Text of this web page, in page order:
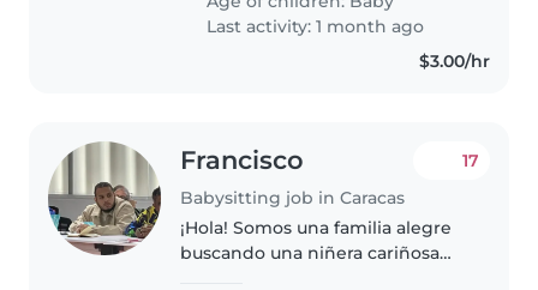
familia y somos muy
responsables..
Last activity: 1 month ago
$3.00/hr
Francisco
Babysitting job in Caracas
17
¡Hola! Somos una familia alegre
buscando una niñera cariñosa